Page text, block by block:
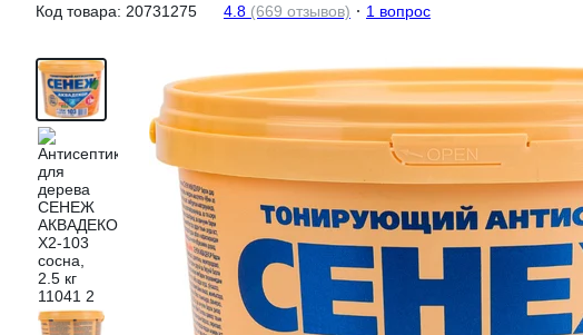
Код товара: 20731275 4.8 (669 отзывов) 1 вопрос